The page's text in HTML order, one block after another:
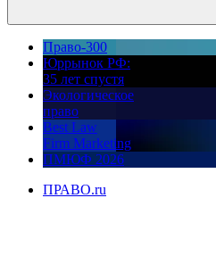
Право-300
Юррынок РФ:
35 лет спустя
Экологическое
право
Best Law
Firm Marketing
ПМЮФ 2026
ПРАВО.ru